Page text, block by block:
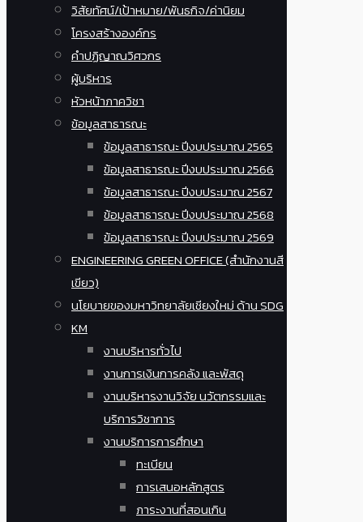
วิสัยทัศน์/เป้าหมาย/พันธกิจ/ค่านิยม
โครงสร้างองค์กร
คำปฏิญาณวิศวกร
ผู้บริหาร
หัวหน้าภาควิชา
ข้อมูลสาธารณะ
ข้อมูลสาธารณะ ปีงบประมาณ 2565
ข้อมูลสาธารณะ ปีงบประมาณ 2566
ข้อมูลสาธารณะ ปีงบประมาณ 2567
ข้อมูลสาธารณะ ปีงบประมาณ 2568
ข้อมูลสาธารณะ ปีงบประมาณ 2569
ENGINEERING GREEN OFFICE (สำนักงานสี
เขียว)
นโยบายของมหาวิทยาลัยเชียงใหม่ ด้าน SDG
KM
งานบริหารทั่วไป
งานการเงินการคลัง และพัสดุ
งานบริหารงานวิจัย นวัตกรรมและ
บริการวิชาการ
งานบริการการศึกษา
ทะเบียน
การเสนอหลักสูตร
ภาระงานที่สอนเกิน